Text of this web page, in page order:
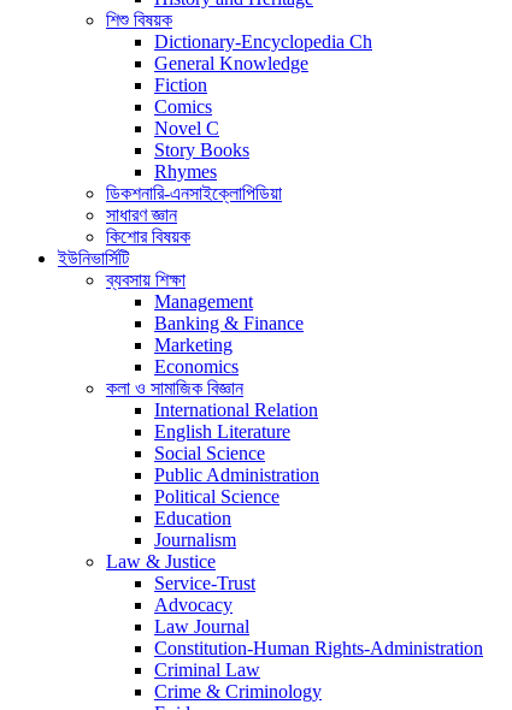
শিশু বিষয়ক
Dictionary-Encyclopedia Ch
General Knowledge
Fiction
Comics
Novel C
Story Books
Rhymes
ডিকশনারি-এনসাইক্লোপিডিয়া
সাধারণ জ্ঞান
কিশোর বিষয়ক
ইউনিভার্সিটি
ব্যবসায় শিক্ষা
Management
Banking & Finance
Marketing
Economics
কলা ও সামাজিক বিজ্ঞান
International Relation
English Literature
Social Science
Public Administration
Political Science
Education
Journalism
Law & Justice
Service-Trust
Advocacy
Law Journal
Constitution-Human Rights-Administration
Criminal Law
Crime & Criminology